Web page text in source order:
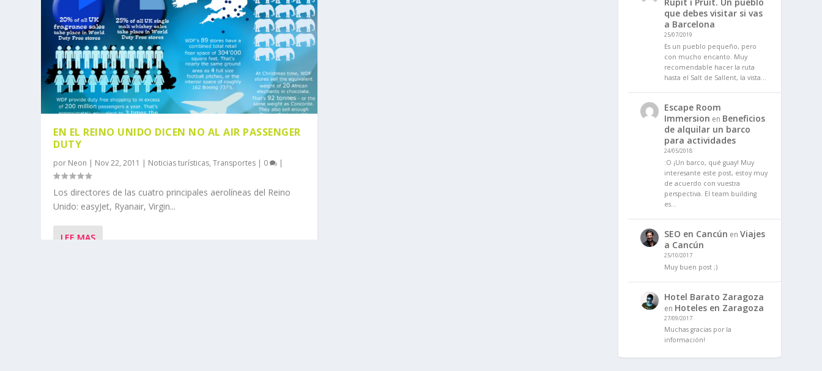
EN EL REINO UNIDO DICEN NO AL AIR PASSENGER
DUTY
por Neon | Nov 22, 2011 | Noticias turísticas,Transportes | 0 |
Los directores de las cuatro principales aerolíneas del Reino
Unido: easyJet, Ryanair, Virgin...
LEE MAS
Rupit i Pruit. Un pueblo
que debes visitar si vas
a Barcelona
25/07/2019
Es un pueblo pequeño, pero
con mucho encanto. Muy
recomendable hacer la ruta
hasta el Salt de Sallent, la vista…
Escape Room
Immersion en Beneficios
de alquilar un barco
para actividades
24/05/2018
:O ¡Un barco, qué guay! Muy
interesante este post, estoy muy
de acuerdo con vuestra
perspectiva. El team building
es…
SEO en Cancún en Viajes
a Cancún
25/10/2017
Muy buen post ;)
Hotel Barato Zaragoza
en Hoteles en Zaragoza
27/09/2017
Muchas gracias por la
información!